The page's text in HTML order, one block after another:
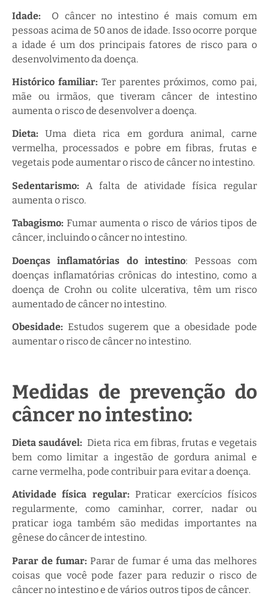
Idade: O câncer no intestino é mais comum em
pessoas acima de 50 anos de idade. Isso ocorre porque
a idade é um dos principais fatores de risco para o
desenvolvimento da doença.
Histórico familiar: Ter parentes próximos, como pai,
mãe ou irmãos, que tiveram câncer de intestino
aumenta o risco de desenvolver a doença.
Dieta: Uma dieta rica em gordura animal, carne
vermelha, processados e pobre em fibras, frutas e
vegetais pode aumentar o risco de câncer no intestino.
Sedentarismo: A falta de atividade física regular
aumenta o risco.
Tabagismo: Fumar aumenta o risco de vários tipos de
câncer, incluindo o câncer no intestino.
Doenças inflamatórias do intestino: Pessoas com
doenças inflamatórias crônicas do intestino, como a
doença de Crohn ou colite ulcerativa, têm um risco
aumentado de câncer no intestino.
Obesidade: Estudos sugerem que a obesidade pode
aumentar o risco de câncer no intestino.
Medidas de prevenção do
câncer no intestino:
Dieta saudável: Dieta rica em fibras, frutas e vegetais
bem como limitar a ingestão de gordura animal e
carne vermelha, pode contribuir para evitar a doença.
Atividade física regular: Praticar exercícios físicos
regularmente, como caminhar, correr, nadar ou
praticar ioga também são medidas importantes na
gênese do câncer de intestino.
Parar de fumar: Parar de fumar é uma das melhores
coisas que você pode fazer para reduzir o risco de
câncer no intestino e de vários outros tipos de câncer.